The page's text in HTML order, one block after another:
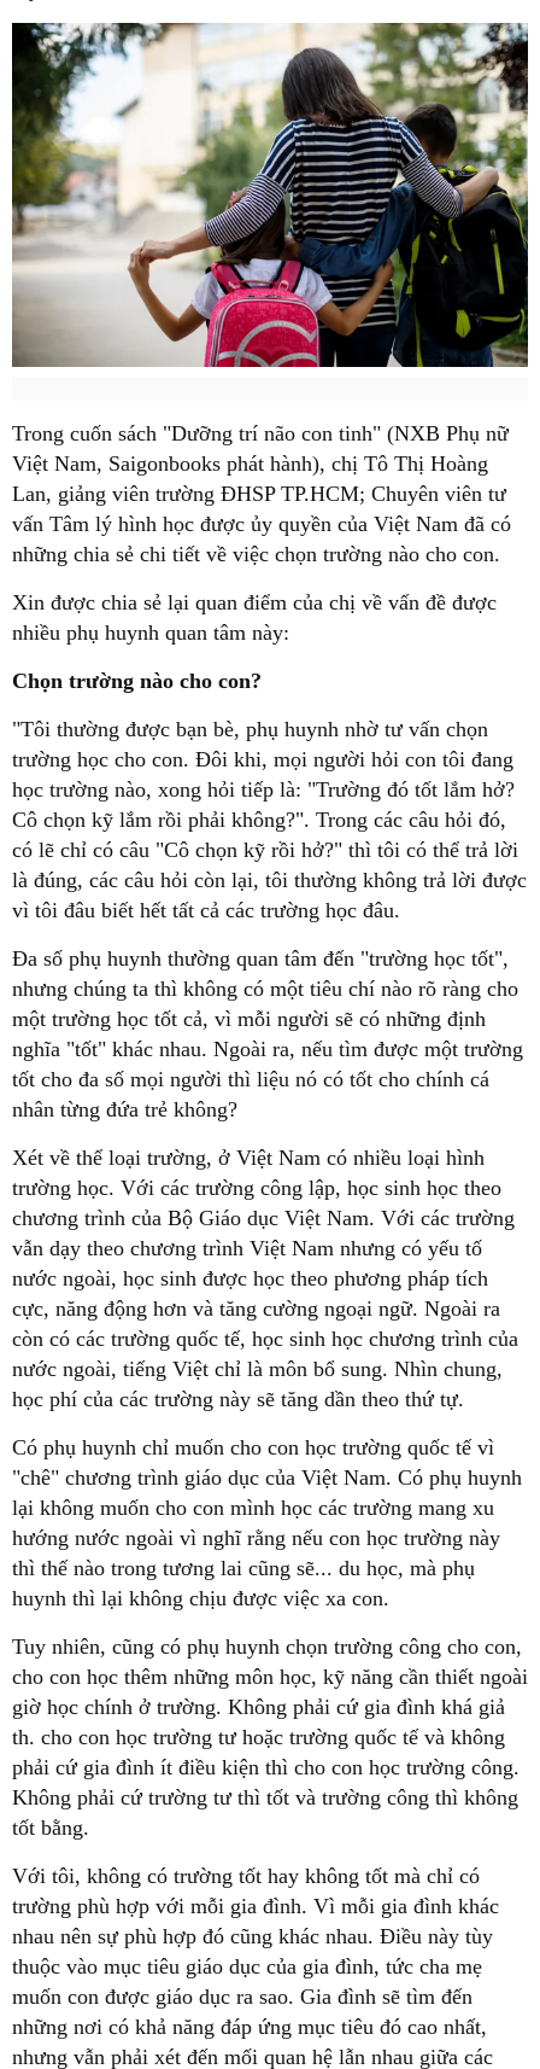
Trong cuốn sách "Dưỡng trí não con tinh" (NXB Phụ nữ
Việt Nam, Saigonbooks phát hành), chị Tô Thị Hoàng
Lan, giảng viên trường ĐHSP TP.HCM; Chuyên viên tư
vấn Tâm lý hình học được ủy quyền của Việt Nam đã có
những chia sẻ chi tiết về việc chọn trường nào cho con.
Xin được chia sẻ lại quan điểm của chị về vấn đề được
nhiều phụ huynh quan tâm này:
Chọn trường nào cho con?
"Tôi thường được bạn bè, phụ huynh nhờ tư vấn chọn
trường học cho con. Đôi khi, mọi người hỏi con tôi đang
học trường nào, xong hỏi tiếp là: "Trường đó tốt lắm hở?
Cô chọn kỹ lắm rồi phải không?". Trong các câu hỏi đó,
có lẽ chỉ có câu "Cô chọn kỹ rồi hở?" thì tôi có thể trả lời
là đúng, các câu hỏi còn lại, tôi thường không trả lời được
vì tôi đâu biết hết tất cả các trường học đâu.
Đa số phụ huynh thường quan tâm đến "trường học tốt",
nhưng chúng ta thì không có một tiêu chí nào rõ ràng cho
một trường học tốt cả, vì mỗi người sẽ có những định
nghĩa "tốt" khác nhau. Ngoài ra, nếu tìm được một trường
tốt cho đa số mọi người thì liệu nó có tốt cho chính cá
nhân từng đứa trẻ không?
Xét về thể loại trường, ở Việt Nam có nhiều loại hình
trường học. Với các trường công lập, học sinh học theo
chương trình của Bộ Giáo dục Việt Nam. Với các trường
vẫn dạy theo chương trình Việt Nam nhưng có yếu tố
nước ngoài, học sinh được học theo phương pháp tích
cực, năng động hơn và tăng cường ngoại ngữ. Ngoài ra
còn có các trường quốc tế, học sinh học chương trình của
nước ngoài, tiếng Việt chỉ là môn bổ sung. Nhìn chung,
học phí của các trường này sẽ tăng dần theo thứ tự.
Có phụ huynh chỉ muốn cho con học trường quốc tế vì
"chê" chương trình giáo dục của Việt Nam. Có phụ huynh
lại không muốn cho con mình học các trường mang xu
hướng nước ngoài vì nghĩ rằng nếu con học trường này
thì thế nào trong tương lai cũng sẽ... du học, mà phụ
huynh thì lại không chịu được việc xa con.
Tuy nhiên, cũng có phụ huynh chọn trường công cho con,
cho con học thêm những môn học, kỹ năng cần thiết ngoài
giờ học chính ở trường. Không phải cứ gia đình khá giả
th. cho con học trường tư hoặc trường quốc tế và không
phải cứ gia đình ít điều kiện thì cho con học trường công.
Không phải cứ trường tư thì tốt và trường công thì không
tốt bằng.
Với tôi, không có trường tốt hay không tốt mà chỉ có
trường phù hợp với mỗi gia đình. Vì mỗi gia đình khác
nhau nên sự phù hợp đó cũng khác nhau. Điều này tùy
thuộc vào mục tiêu giáo dục của gia đình, tức cha mẹ
muốn con được giáo dục ra sao. Gia đình sẽ tìm đến
những nơi có khả năng đáp ứng mục tiêu đó cao nhất,
nhưng vẫn phải xét đến mối quan hệ lẫn nhau giữa các